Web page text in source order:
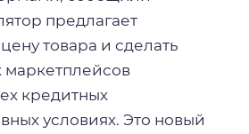
предлагает
товара и сделать
кредитных
условиях. Это новый